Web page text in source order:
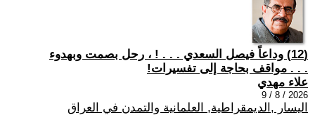
(12) وداعاً فيصل السعدي . . . ! ، رحل بصمت وبهدوء
. . . مواقف بحاجة إلى تفسيرات!
علاء مهدي
2026 / 8 / 9
اليسار ,الديمقراطية, العلمانية والتمدن في العراق